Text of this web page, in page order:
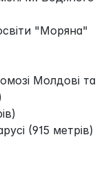
"Моряна"
Молдові та
(915 метрів)